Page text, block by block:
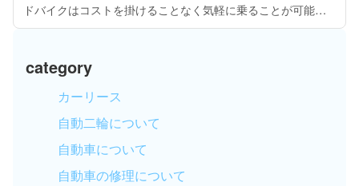
ドバイクはコストを掛けることなく気軽に乗ることが可能に
なっています。丈夫に設計されているので転んでも壊れにく
category
カーリース
自動二輪について
自動車について
自動車の修理について